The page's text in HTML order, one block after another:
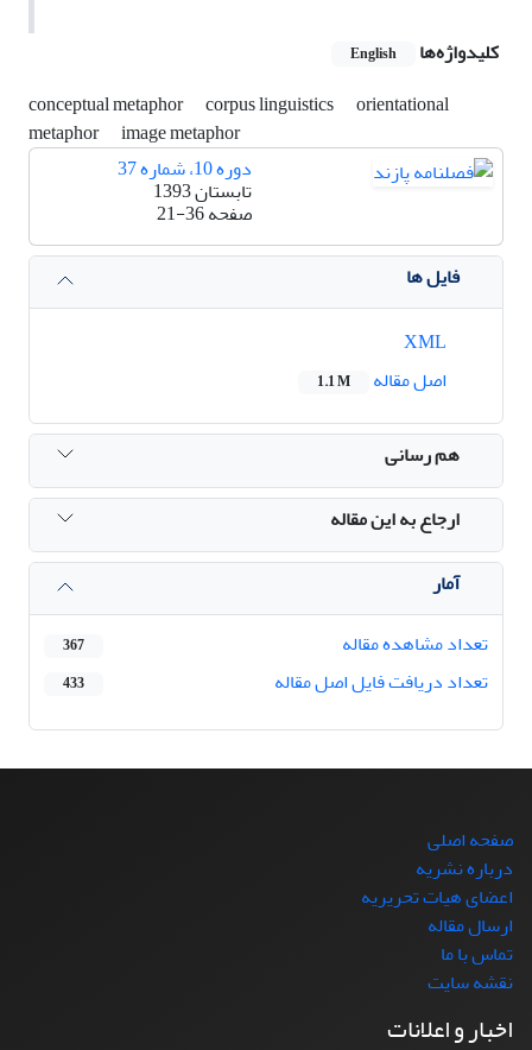
کلیدواژه‌ها
English
conceptual metaphor corpus linguistics
orientational
metaphor image metaphor
دوره 10، شماره 37
تابستان 1393
صفحه21-36
فایل ها
اصل مقاله
1.1 M
هم رسانی
ارجاع به این مقاله
آمار
تعداد مشاهده مقاله
367
تعداد دریافت فایل اصل مقاله 433
صفحه اصلی
درباره نشریه
اعضای هیات تحریریه
ارسال مقاله
تماس با ما
نقشه سایت
اخبار و اعلانات